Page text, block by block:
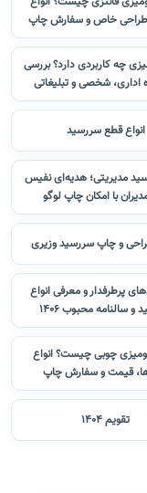
طراحی خاص و سفارش چاپ
چه کاربردی دارد؟ بررسی
اداری، شخصی و تبلیغاتی
انواع قطع سررسید
مدیریتی؛ هدیه‌ای نفیس
با امکان چاپ لوگو
و چاپ سررسید وزیری
پرطرفدار و معرفی انواع
و سالنامه محبوب 1406
چوبی چیست؟ انواع
قیمت و سفارش چاپ
تقویم 1404